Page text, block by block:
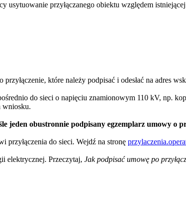
przyłączanego obiektu względem
które należy podpisać i odesłać na adres
do sieci o napięciu znamionowym 110 kV, np.
wniosku.
jeden obustronnie podpisany egzemplarz umowy o
przyłączenia do sieci. Wejdź na stronę
elektrycznej. Przeczytaj, Jak podpisać umowę po